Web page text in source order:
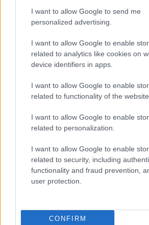
I want to allow Google to send me
personalized advertising.
I want to allow Google to enable
related to analytics like cookies on
device identifiers in apps.
I want to allow Google to enable
related to functionality of the
I want to allow Google to enable
related to personalization.
I want to allow Google to enable
related to security, including
functionality and fraud prevention,
user protection.
CONFIRM
Informaatio ja viestintä
Kansainvälisten organisaatioiden
Kiinteistöalan toiminta
Majoitus- ja ravitsemistoiminta
Rahoitus- ja vakuutustoiminta
Rakentaminen
Teollisuus